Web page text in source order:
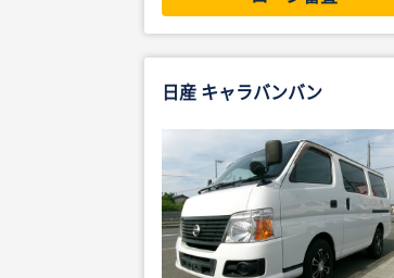
日産 キャラバンバン